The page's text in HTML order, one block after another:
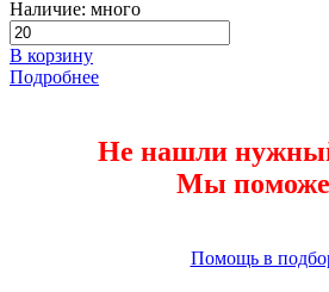
Наличие: много
В корзину
Подробнее
Не нашли
Мы
Помощь в